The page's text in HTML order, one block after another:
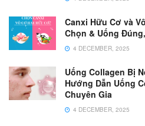
Canxi Hữu Cơ và
Chọn & Uống
4 DECEMBER, 2025
Uống Collagen Bị
Hướng Dẫn Uống
Chuyên Gia
4 DECEMBER, 2025